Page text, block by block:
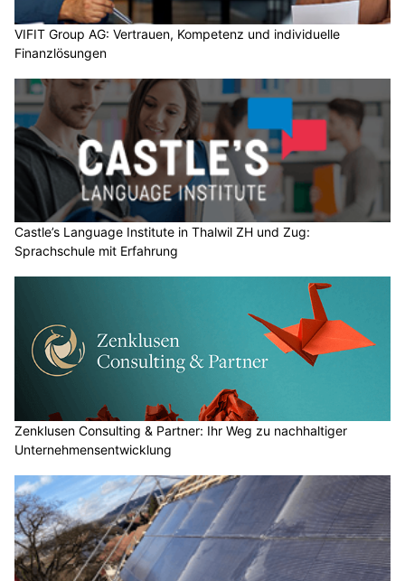
VIFIT Group AG: Vertrauen, Kompetenz und individuelle
Finanzlösungen
Castle’s Language Institute in Thalwil ZH und Zug:
Sprachschule mit Erfahrung
Zenklusen Consulting & Partner: Ihr Weg zu nachhaltiger
Unternehmensentwicklung